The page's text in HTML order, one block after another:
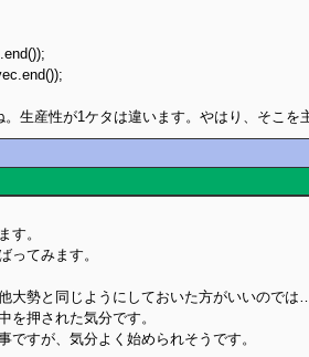
生産性が1ケタは違います。やはり、そこを
す。
ってみます。
大勢と同じようにしておいた方がいいので
を押された気分です。
ですが、気分よく始められそうです。